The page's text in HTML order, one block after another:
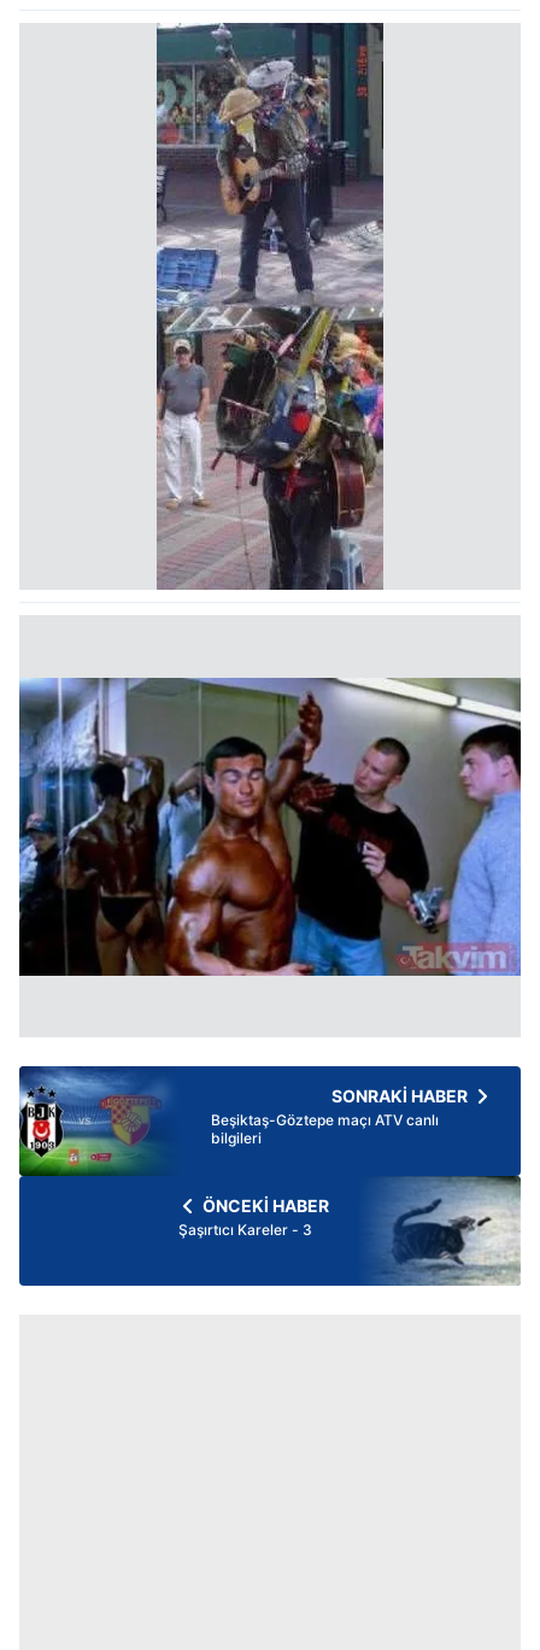
SONRAKİ HABER
Beşiktaş-Göztepe maçı ATV canlı
bilgileri
ÖNCEKİ HABER
Şaşırtıcı Kareler - 3